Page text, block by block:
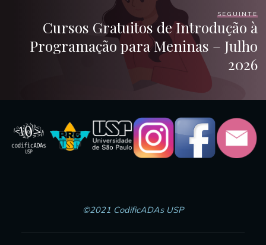
SEGUINTE
Cursos Gratuitos de Introdução à
Programação para Meninas – Julho
2026
©2021 CodificADAs USP